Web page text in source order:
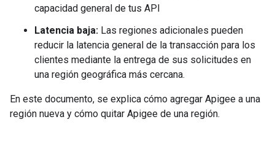
capacidad general de tus API
Latencia baja: Las regiones adicionales pueden
reducir la latencia general de la transacción para los
clientes mediante la entrega de sus solicitudes en
una región geográfica más cercana.
En este documento, se explica cómo agregar Apigee a una
región nueva y cómo quitar Apigee de una región.